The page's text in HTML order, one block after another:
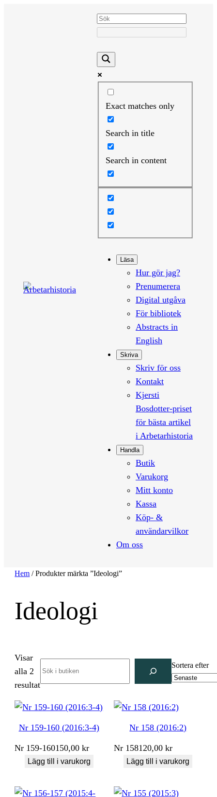
Exact matches only
Search in title
Search in content
Läsa
Hur gör jag?
Prenumerera
Digital utgåva
För bibliotek
Abstracts in
English
Skriva
Skriv för oss
Kontakt
Kjersti
Bosdotter-priset
för bästa artikel
i Arbetarhistoria
Handla
Butik
Varukorg
Mitt konto
Kassa
Köp- &
användarvilkor
Om oss
Hem / Produkter märkta ”Ideologi”
Ideologi
Visar
alla 2
resultatSortera
senaste
Sortera efter
Nr 159-160 (2016:3-4)
Nr 159-160150,00kr
Lägg till i varukorg
Nr 158 (2016:2)
Nr 158120,00kr
Lägg till i varukorg